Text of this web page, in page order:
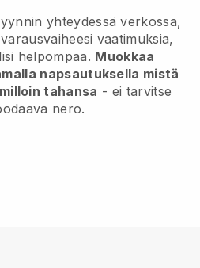
yhteydessä verkossa,
vaatimuksia,
helpompaa. Muokkaa
napsautuksella mistä
tahansa - ei tarvitse
nero.